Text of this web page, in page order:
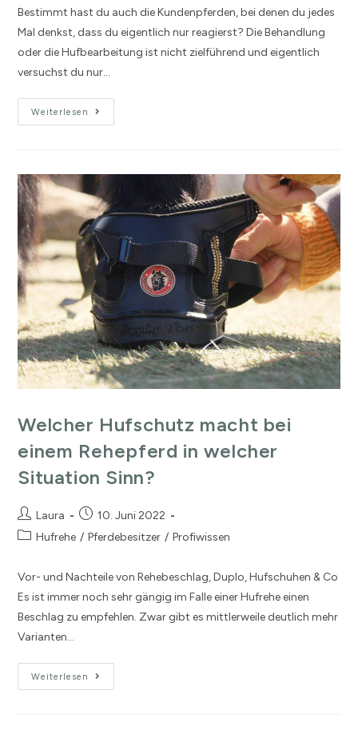
Bestimmt hast du auch die Kundenpferden, bei denen du jedes
Mal denkst, dass du eigentlich nur reagierst? Die Behandlung
oder die Hufbearbeitung ist nicht zielführend und eigentlich
versuchst du nur…
Weiterlesen
Welcher Hufschutz macht bei
einem Rehepferd in welcher
Situation Sinn?
Laura
10. Juni 2022
Hufrehe / Pferdebesitzer / Profiwissen
Vor- und Nachteile von Rehebeschlag, Duplo, Hufschuhen & Co
Es ist immer noch sehr gängig im Falle einer Hufrehe einen
Beschlag zu empfehlen. Zwar gibt es mittlerweile deutlich mehr
Varianten…
Weiterlesen